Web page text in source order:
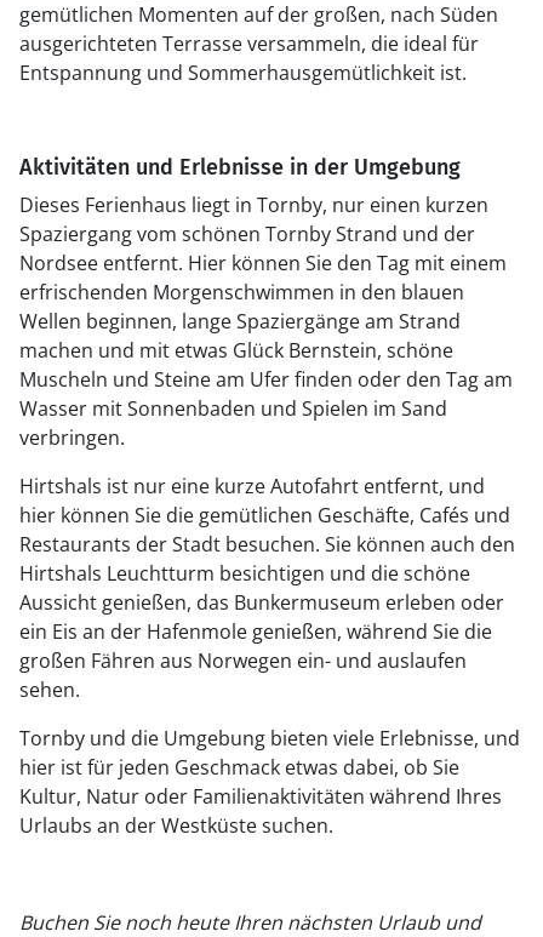
gemütlichen Momenten auf der großen, nach Süden
ausgerichteten Terrasse versammeln, die ideal für
Entspannung und Sommerhausgemütlichkeit ist.
Aktivitäten und Erlebnisse in der Umgebung
Dieses Ferienhaus liegt in Tornby, nur einen kurzen
Spaziergang vom schönen Tornby Strand und der
Nordsee entfernt. Hier können Sie den Tag mit einem
erfrischenden Morgenschwimmen in den blauen
Wellen beginnen, lange Spaziergänge am Strand
machen und mit etwas Glück Bernstein, schöne
Muscheln und Steine am Ufer finden oder den Tag am
Wasser mit Sonnenbaden und Spielen im Sand
verbringen.
Hirtshals ist nur eine kurze Autofahrt entfernt, und
hier können Sie die gemütlichen Geschäfte, Cafés und
Restaurants der Stadt besuchen. Sie können auch den
Hirtshals Leuchtturm besichtigen und die schöne
Aussicht genießen, das Bunkermuseum erleben oder
ein Eis an der Hafenmole genießen, während Sie die
großen Fähren aus Norwegen ein- und auslaufen
sehen.
Tornby und die Umgebung bieten viele Erlebnisse, und
hier ist für jeden Geschmack etwas dabei, ob Sie
Kultur, Natur oder Familienaktivitäten während Ihres
Urlaubs an der Westküste suchen.
Buchen Sie noch heute Ihren nächsten Urlaub und